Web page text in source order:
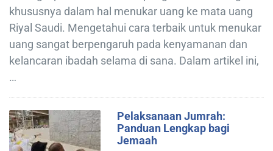
khususnya dalam hal menukar uang ke mata uang
Riyal Saudi. Mengetahui cara terbaik untuk menukar
uang sangat berpengaruh pada kenyamanan dan
kelancaran ibadah selama di sana. Dalam artikel ini,
…
Pelaksanaan Jumrah:
Panduan Lengkap bagi
Jemaah